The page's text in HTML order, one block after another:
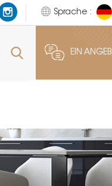
Sprache :
EIN